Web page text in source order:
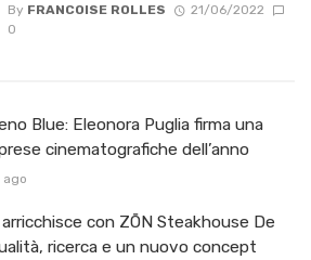
By FRANCOISE ROLLES
21/06/2022
0
Blue: Eleonora Puglia firma una
cinematografiche dell’anno
ago
arricchisce con ZŌN Steakhouse De
ricerca e un nuovo concept